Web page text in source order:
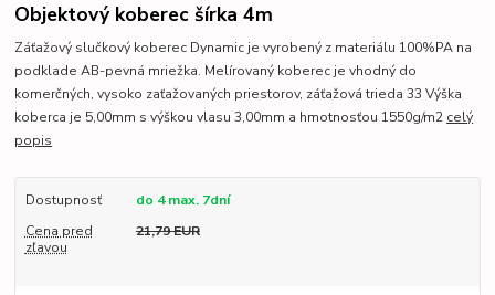
Objektový koberec šírka 4m
Záťažový slučkový koberec Dynamic je vyrobený z materiálu 100%PA na
podklade AB-pevná mriežka. Melírovaný koberec je vhodný do
komerčných, vysoko zaťažovaných priestorov, záťažová trieda 33 Výška
koberca je 5,00mm s výškou vlasu 3,00mm a hmotnosťou 1550g/m2 celý
popis
Dostupnosť
do 4 max. 7dní
Cena pred
zľavou
21,79 EUR